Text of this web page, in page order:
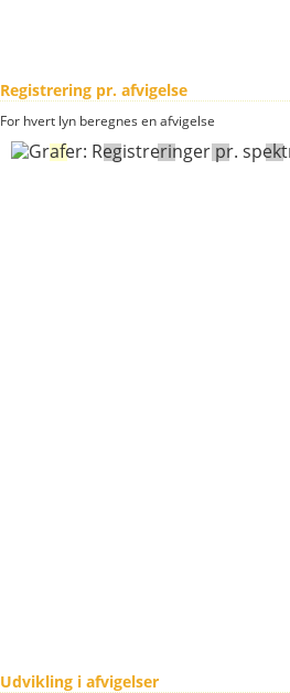
Registrering pr. afvigelse
For hvert lyn beregnes en afvigelse
Udvikling i afvigelser